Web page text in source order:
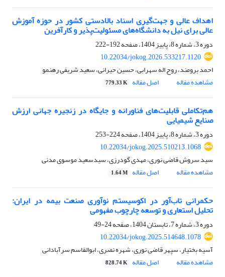
اهداف عالی و جهت‌گیری‌ اسناد بالادستی کشور در حوزه آموزش
عالی برای نیل به دانشگاه‌های مسئولیت‌پذیر و کارآفرین
دوره 3، شماره 8، پاییز 1404، صفحه
192-222
10.22034/jokog.2026.533217.1120
احمد برومند، روح اله سهرابی، حسین حیرانی، سعید شریفی رهنمو
مشاهده مقاله
اصل مقاله 779.33 K
هم‌تکاملی قابلیت‌های فناورانه و جایگاه در زنجیره جهانی ارزش
صنایع شیمیایی
دوره 3، شماره 8، پاییز 1404، صفحه
224-253
10.22034/jokog.2025.510213.1068
سید سروش قاضی نوری، مهدی گودرزی، سیدسعید موسوی مدنی
مشاهده مقاله
اصل مقاله 1.64 M
حکمرانی تاب‌آور در اکوسیستم نوآوری صنعت بیمه در ایران:
تحلیل استعاری و توسعه چارچوب مفهومی
دوره 3، شماره 7، تابستان 1404، صفحه
24-49
10.22034/jokog.2025.514648.1078
آسیه بختیار، سپهر قاضی نوری، شهره نصری، ابوالقاسم سرآبادانی
مشاهده مقاله
اصل مقاله 828.74 K